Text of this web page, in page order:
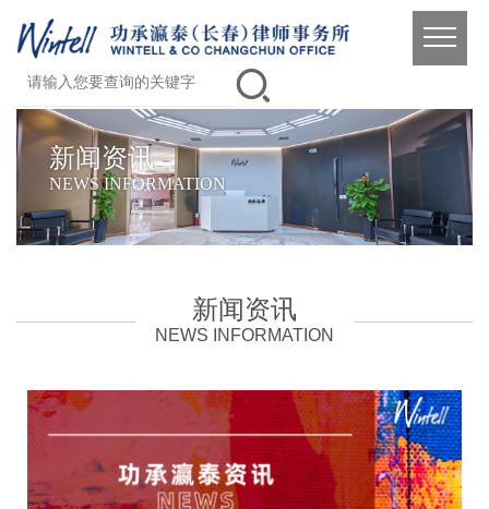
新闻资讯
NEWS INFORMATION
新闻资讯
NEWS INFORMATION